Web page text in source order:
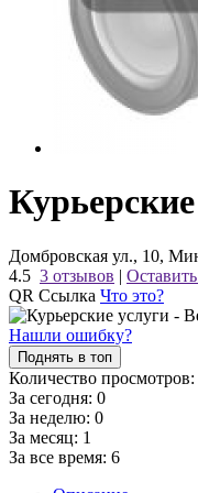
Домбровская ул., 10,
4.5 3 отзывов |
QR Ссылка Что это?
Нашли ошибку?
Поднять в топ
Количество просмотров:
За сегодня: 0
За неделю: 0
За месяц: 1
За все время: 6